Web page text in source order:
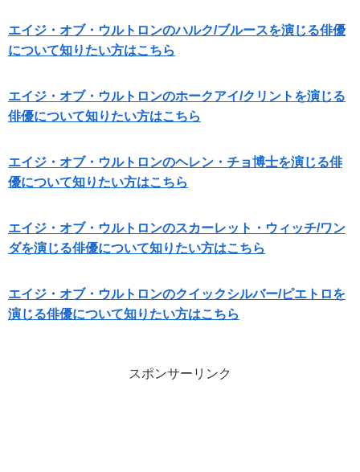
エイジ・オブ・ウルトロンのハルク/ブルースを演じる俳優
について知りたい方はこちら
エイジ・オブ・ウルトロンのホークアイ/クリントを演じる
俳優について知りたい方はこちら
エイジ・オブ・ウルトロンのヘレン・チョ博士を演じる俳
優について知りたい方はこちら
エイジ・オブ・ウルトロンのスカーレット・ウィッチ/ワン
ダを演じる俳優について知りたい方はこちら
エイジ・オブ・ウルトロンのクイックシルバー/ピエトロを
演じる俳優について知りたい方はこちら
スポンサーリンク